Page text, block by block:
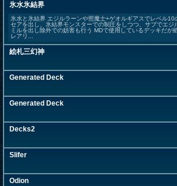
氷水氷結界
氷水と氷結界 エジルラーンや照魔士+ゲオルギアスでレベル10
セアを出し、氷結界モンスターでの制圧をしつつ、サブでエジ
ミルを出し除外での妨害も行う MDで使用しているデッキだが
レアリ...
絵札三幻神
Generated Deck
Generated Deck
Decks2
Slifer
Odion